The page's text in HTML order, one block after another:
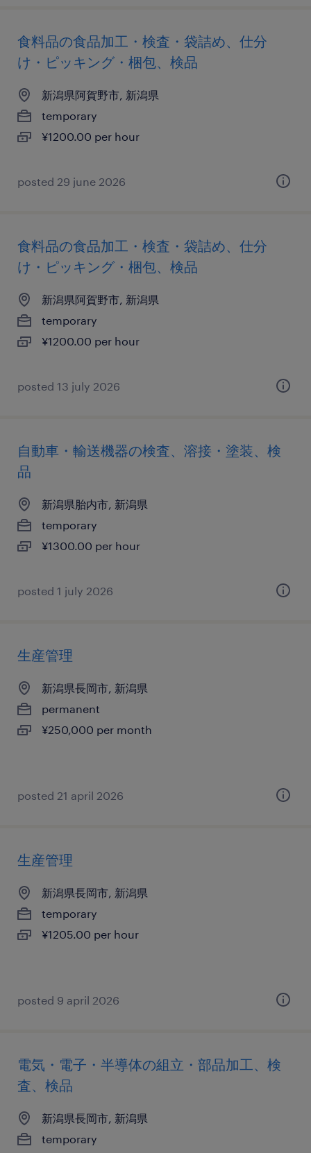
食料品の食品加工・検査・袋詰め、仕分
け・ピッキング・梱包、検品
新潟県阿賀野市, 新潟県
temporary
¥1200.00 per hour
posted 29 june 2026
食料品の食品加工・検査・袋詰め、仕分
け・ピッキング・梱包、検品
新潟県阿賀野市, 新潟県
temporary
¥1200.00 per hour
posted 13 july 2026
自動車・輸送機器の検査、溶接・塗装、検
品
新潟県胎内市, 新潟県
temporary
¥1300.00 per hour
posted 1 july 2026
生産管理
新潟県長岡市, 新潟県
permanent
¥250,000 per month
posted 21 april 2026
生産管理
新潟県長岡市, 新潟県
temporary
¥1205.00 per hour
posted 9 april 2026
電気・電子・半導体の組立・部品加工、検
査、検品
新潟県長岡市, 新潟県
temporary